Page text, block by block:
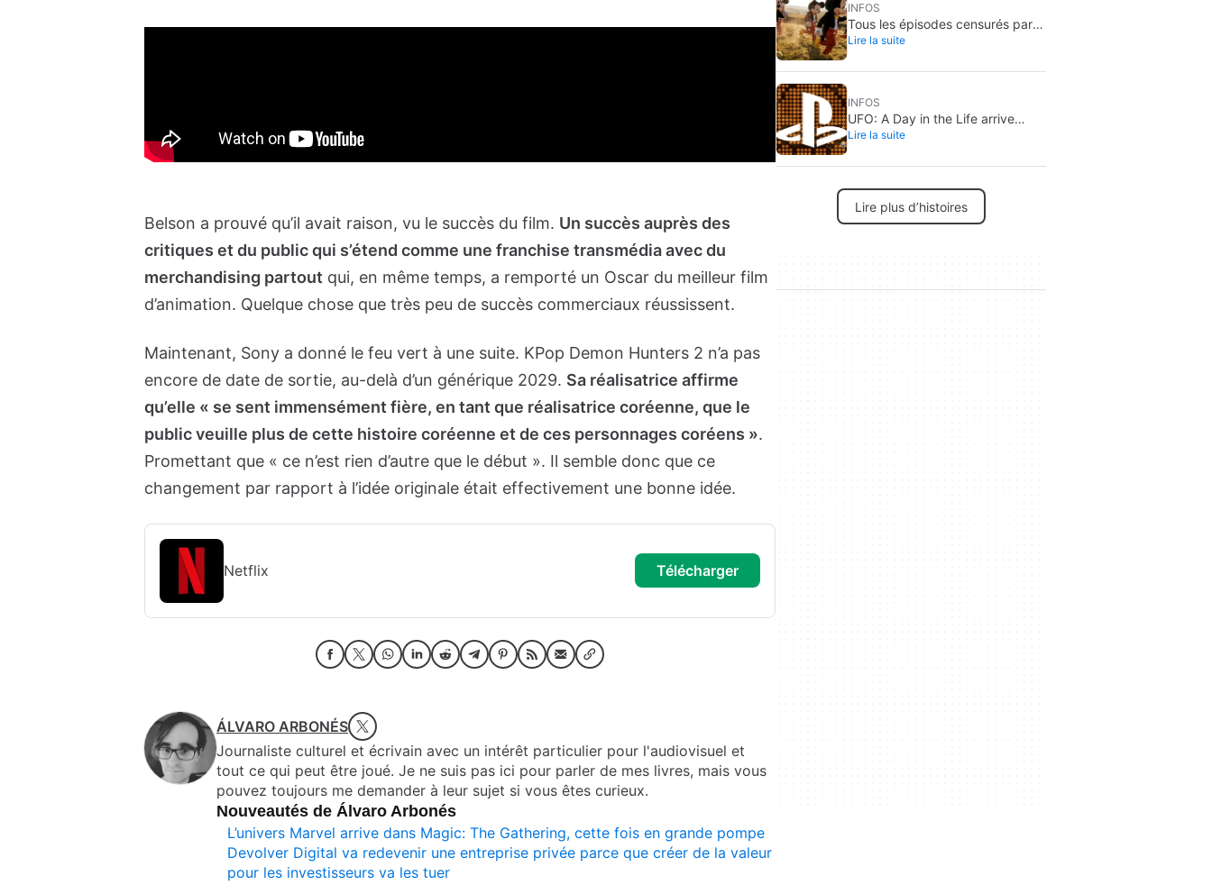
Belson a prouvé qu’il avait raison, vu le succès du film. Un succès auprès des
critiques et du public qui s’étend comme une franchise transmédia avec du
merchandising partout qui, en même temps, a remporté un Oscar du meilleur film
d’animation. Quelque chose que très peu de succès commerciaux réussissent.
Maintenant, Sony a donné le feu vert à une suite. KPop Demon Hunters 2 n’a pas
encore de date de sortie, au-delà d’un générique 2029. Sa réalisatrice affirme
qu’elle « se sent immensément fière, en tant que réalisatrice coréenne, que le
public veuille plus de cette histoire coréenne et de ces personnages coréens ».
Promettant que « ce n’est rien d’autre que le début ». Il semble donc que ce
changement par rapport à l’idée originale était effectivement une bonne idée.
Netflix télécharger
ÁLVARO ARBONÉS
Journaliste culturel et écrivain avec un intérêt particulier pour l'audiovisuel et
tout ce qui peut être joué. Je ne suis pas ici pour parler de mes livres, mais vous
pouvez toujours me demander à leur sujet si vous êtes curieux.
Nouveautés de Álvaro Arbonés
L’univers Marvel arrive dans Magic: The Gathering, cette fois en grande pompe
Devolver Digital va redevenir une entreprise privée parce que créer de la valeur
pour les investisseurs va les tuer
INFOS
Tous les épisodes censurés par
Disney Channel de ses séries les
de raison
Lire la suite
INFOS
UFO: A Day in the Life arrive
enfin sur PS5 et Nintendo Switch
Lire la suite
Lire plus d’histoires